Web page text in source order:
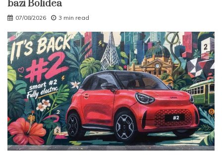
bazi Bolidea
07/08/2026 3 min read